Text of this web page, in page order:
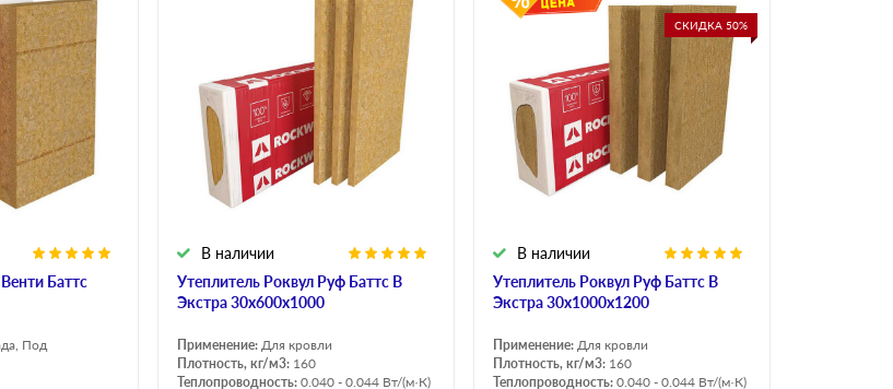
Баттс
Под
Утеплитель Роквул Руф Баттс В
Экстра 30х600х1000
В наличии
Применение: Для кровли
Плотность, кг/м3: 160
Теплопроводность: 0.040 - 0.044 Вт/(м·К)
СКИДКА 50%
Утеплитель Роквул Руф Баттс В
Экстра 30х1000х1200
В наличии
Применение: Для кровли
Плотность, кг/м3: 160
Теплопроводность: 0.040 - 0.044 Вт/(м·К)